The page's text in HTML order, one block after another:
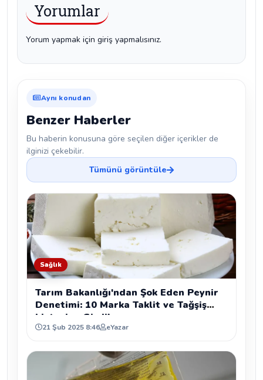
Yorumlar
Yorum yapmak için giriş yapmalısınız.
Aynı konudan
Benzer Haberler
Bu haberin konusuna göre seçilen diğer içerikler de
ilginizi çekebilir.
Tümünü görüntüle
Sağlık
Tarım Bakanlığı'ndan Şok Eden Peynir
Denetimi: 10 Marka Taklit ve Tağşiş
Listesine Girdi!
21 Şub 2025 8:46 eYazar